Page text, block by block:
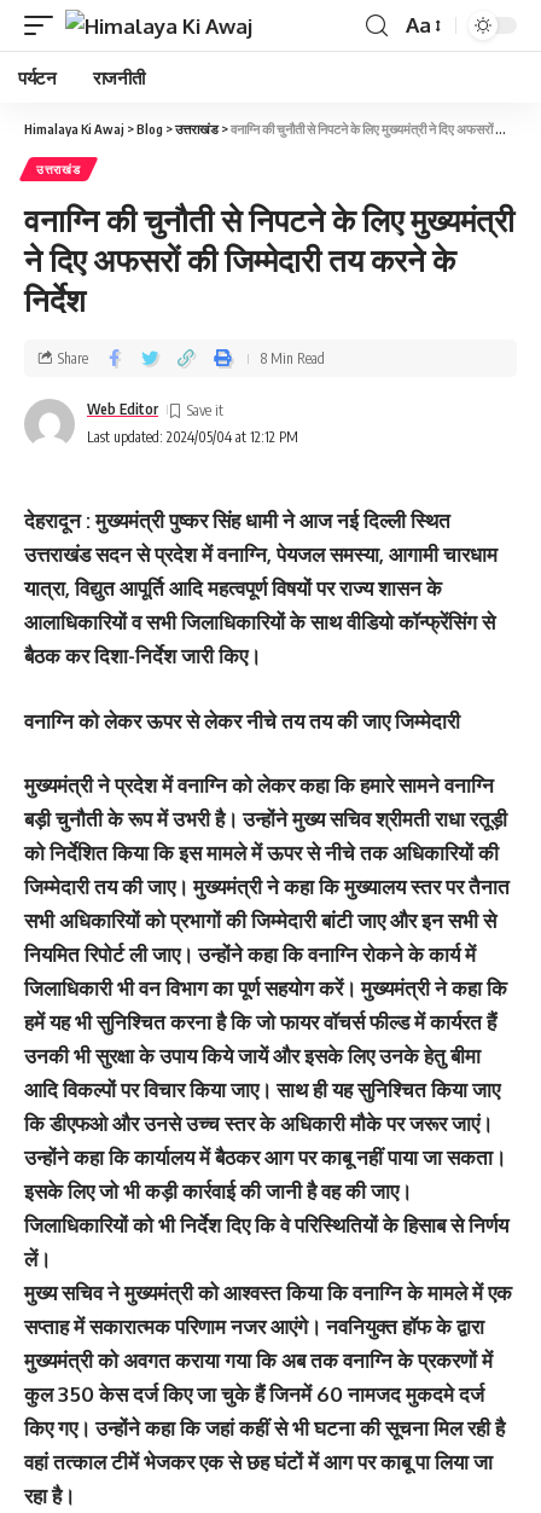
Aa
पर्यटन राजनीती
Himalaya Ki Awaj >Blog >उत्तराखंड>वनाग्नि की चुनौती से निपटने के लिए मुख्‍यमंत्री ने दिए अफसरों की जिम्‍मेदारी तय करने के निर्देश
उत्तराखंड
वनाग्नि की चुनौती से निपटने के लिए मुख्‍यमंत्री
ने दिए अफसरों की जिम्‍मेदारी तय करने के
निर्देश
Last updated: 2024/05/04 at 12:12 PM
Web Editor
Share 8 Min Read
देहरादून : मुख्यमंत्री पुष्कर सिंह धामी ने आज नई दिल्ली स्थित
उत्तराखंड सदन से प्रदेश में वनाग्नि, पेयजल समस्या, आगामी चारधाम
यात्रा, विद्युत आपूर्ति आदि महत्वपूर्ण विषयों पर राज्य शासन के
आलाधिकारियों व सभी जिलाधिकारियों के साथ वीडियो कॉन्फ्रेंसिंग से
बैठक कर दिशा-निर्देश जारी किए।
वनाग्नि को लेकर ऊपर से लेकर नीचे तय तय की जाए जिम्मेदारी
मुख्यमंत्री ने प्रदेश में वनाग्नि को लेकर कहा कि हमारे सामने वनाग्नि
बड़ी चुनौती के रूप में उभरी है। उन्होंने मुख्य सचिव श्रीमती राधा रतूड़ी
को निर्देशित किया कि इस मामले में ऊपर से नीचे तक अधिकारियों की
जिम्मेदारी तय की जाए। मुख्यमंत्री ने कहा कि मुख्यालय स्तर पर तैनात
सभी अधिकारियों को प्रभागों की जिम्मेदारी बांटी जाए और इन सभी से
नियमित रिपोर्ट ली जाए। उन्होंने कहा कि वनाग्नि रोकने के कार्य में
जिलाधिकारी भी वन विभाग का पूर्ण सहयोग करें। मुख्यमंत्री ने कहा कि
हमें यह भी सुनिश्चित करना है कि जो फायर वॉचर्स फील्ड में कार्यरत हैं
उनकी भी सुरक्षा के उपाय किये जायें और इसके लिए उनके हेतु बीमा
आदि विकल्पों पर विचार किया जाए। साथ ही यह सुनिश्चित किया जाए
कि डीएफओ और उनसे उच्च स्तर के अधिकारी मौके पर जरूर जाएं।
उन्होंने कहा कि कार्यालय में बैठकर आग पर काबू नहीं पाया जा सकता।
इसके लिए जो भी कड़ी कार्रवाई की जानी है वह की जाए।
जिलाधिकारियों को भी निर्देश दिए कि वे परिस्थितियों के हिसाब से निर्णय
लें।
मुख्य सचिव ने मुख्यमंत्री को आश्वस्त किया कि वनाग्नि के मामले में एक
सप्ताह में सकारात्मक परिणाम नजर आएंगे। नवनियुक्त हॉफ के द्वारा
मुख्यमंत्री को अवगत कराया गया कि अब तक वनाग्नि के प्रकरणों में
कुल 350 केस दर्ज किए जा चुके हैं जिनमें 60 नामजद मुकदमे दर्ज
किए गए। उन्होंने कहा कि जहां कहीं से भी घटना की सूचना मिल रही है
वहां तत्काल टीमें भेजकर एक से छह घंटों में आग पर काबू पा लिया जा
रहा है।